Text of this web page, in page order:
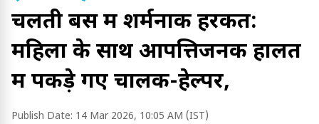
चलती बस में शर्मनाक हरकत:
महिला के साथ आपत्तिजनक हालत
में पकड़े गए चालक-हेल्पर,
Publish Date: 14 Mar 2026, 10:05 AM (IST)